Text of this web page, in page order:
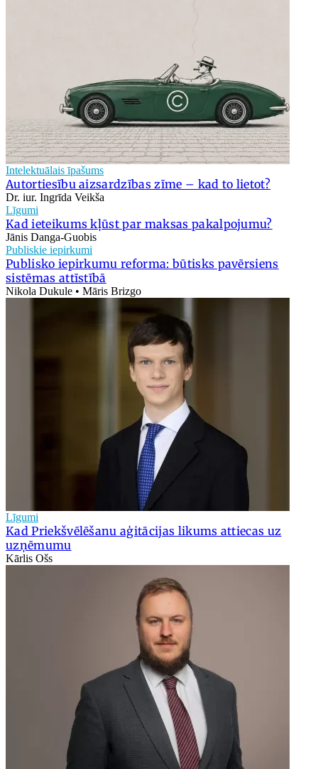
Intelektuālais īpašums
Autortiesību aizsardzības zīme – kad to lietot?
Dr. iur. Ingrīda Veikša
Līgumi
Kad ieteikums kļūst par maksas pakalpojumu?
Jānis Danga-Guobis
Publiskie iepirkumi
Publisko iepirkumu reforma: būtisks pavērsiens
sistēmas attīstībā
Nikola Dukule • Māris Brizgo
Līgumi
Kad Priekšvēlēšanu aģitācijas likums attiecas uz
uzņēmumu
Kārlis Ošs